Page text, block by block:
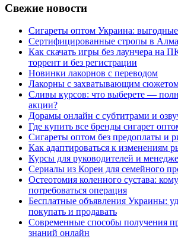
Свежие новости
Сигареты оптом Украина:
Сертифицированные стропы в
Как скачать игры без лаунчера на
торрент и без регистрации
Новинки лакорнов с переводом
Лакорны с захватывающим
Сливы курсов: что выберете —
акции?
Дорамы онлайн с субтитрами и
Где купить все бренды сигарет
Сигареты оптом без предоплаты и
Как адаптироваться к изменениям
Курсы для руководителей и
Сериалы из Кореи для семейного
Остеотомия коленного сустава:
потребоваться операция
Бесплатные объявления Украины:
покупать и продавать
Современные способы получения
знаний онлайн